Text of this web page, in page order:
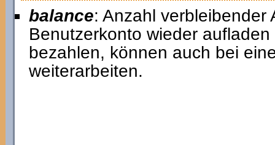
balance: Anzahl verbleibender
Benutzerkonto wieder
bezahlen, können auch bei
weiterarbeiten.